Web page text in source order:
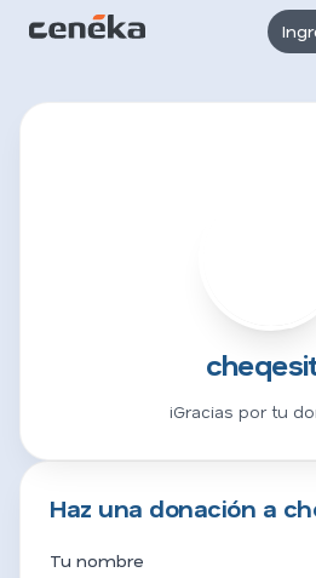
¡Gracias por tu
Haz una donación a
Tu nombre